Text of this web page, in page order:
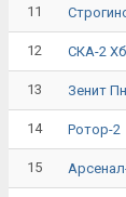
11
12 СКА-2 Хб
13 Зенит Пн
14 Ротор-2
15